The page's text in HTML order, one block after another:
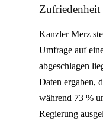
Kanzler Merz
Umfrage auf
abgeschlagen
Daten ergaben,
während 73 %
Regierung